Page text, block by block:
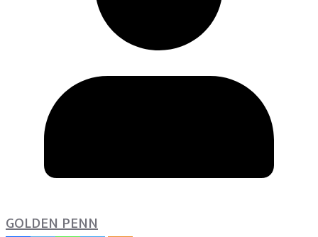
GOLDEN PENN